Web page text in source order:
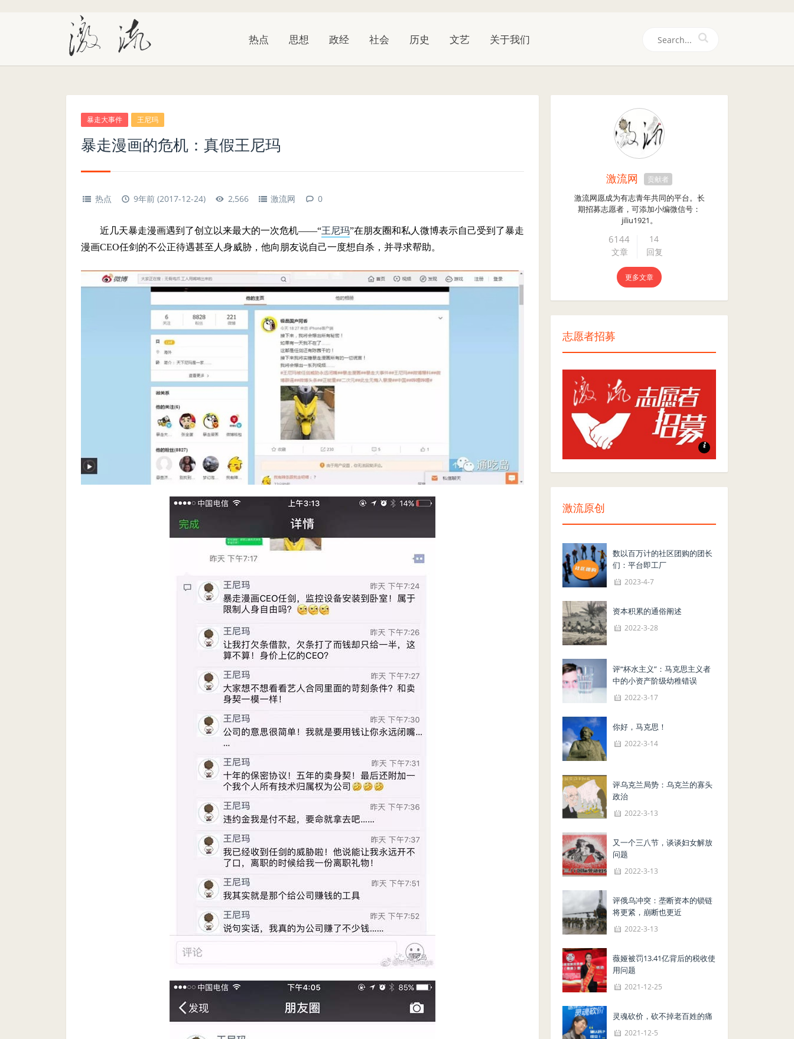
热点 思想 政经 社会 历史 文艺 关于我们
暴走大事件 王尼玛
暴走漫画的危机：真假王尼玛
热点 9年前 (2017-12-24) 2,566 激流网 0
近几天暴走漫画遇到了创立以来最大的一次危机——“王尼玛”在朋友圈和私人微博表示自己受到了暴走
漫画CEO任剑的不公正待遇甚至人身威胁，他向朋友说自己一度想自杀，并寻求帮助。
激流网 贡献者
激流网愿成为有志青年共同的平台。长
期招募志愿者，可添加小编微信号：
jiliu1921。
6144
文章
14
回复
更多文章
志愿者招募
志愿者招募
激流原创
数以百万计的社区团购的团长
们：平台即工厂
2023-4-7
资本积累的通俗阐述
2022-3-28
评“杯水主义”：马克思主义者
中的小资产阶级幼稚错误
2022-3-17
你好，马克思！
2022-3-14
评乌克兰局势：乌克兰的寡头
政治
2022-3-13
又一个三八节，谈谈妇女解放
问题
2022-3-13
评俄乌冲突：垄断资本的锁链
将更紧，崩断也更近
2022-3-13
薇娅被罚13.41亿背后的税收使
用问题
2021-12-25
灵魂砍价，砍不掉老百姓的痛
2021-12-5